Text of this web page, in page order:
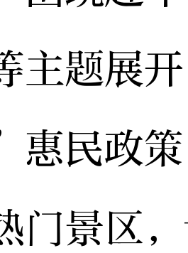
主题展
民政
门景区